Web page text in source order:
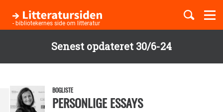
Senest opdateret 30/6-24
hovedindhold
- bibliotekernes side om litteratur
Børnebøger
BOGLISTE
PERSONLIGE ESSAYS